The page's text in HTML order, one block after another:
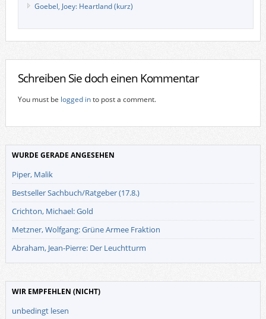
Goebel, Joey: Heartland (kurz)
Schreiben Sie doch einen Kommentar
You must be logged into post a comment.
WURDE GERADE ANGESEHEN
Piper, Malik
Bestseller Sachbuch/Ratgeber (17.8.)
Crichton, Michael: Gold
Metzner, Wolfgang: Grüne Armee Fraktion
Abraham, Jean-Pierre: Der Leuchtturm
WIR EMPFEHLEN (NICHT)
unbedingt lesen